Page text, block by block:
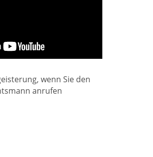
wenn Sie den
anrufen